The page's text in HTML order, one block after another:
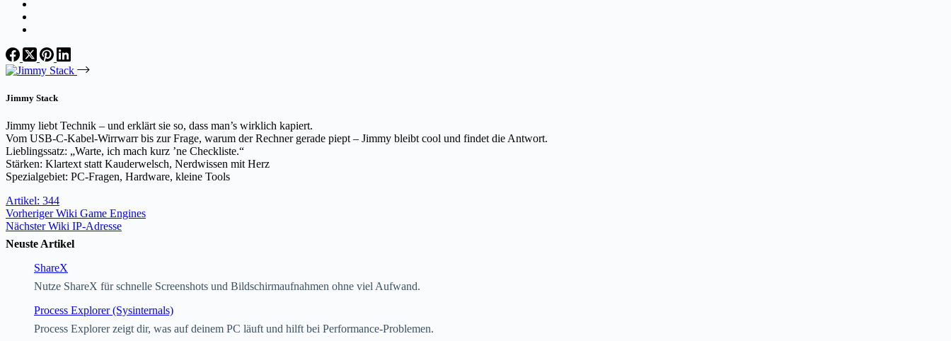
Jimmy Stack
Jimmy liebt Technik – und erklärt sie so, dass man’s wirklich kapiert.
Vom USB-C-Kabel-Wirrwarr bis zur Frage, warum der Rechner gerade piept – Jimmy bleibt cool und findet die Antwort.
Lieblingssatz: „Warte, ich mach kurz ’ne Checkliste.“
Stärken: Klartext statt Kauderwelsch, Nerdwissen mit Herz
Spezialgebiet: PC-Fragen, Hardware, kleine Tools
Artikel: 344
VorherigerWiki Game Engines
NächsterWiki IP-Adresse
Neuste Artikel
ShareX
Nutze ShareX für schnelle Screenshots und Bildschirmaufnahmen ohne viel Aufwand.
Process Explorer (Sysinternals)
Process Explorer zeigt dir, was auf deinem PC läuft und hilft bei Performance-Problemen.